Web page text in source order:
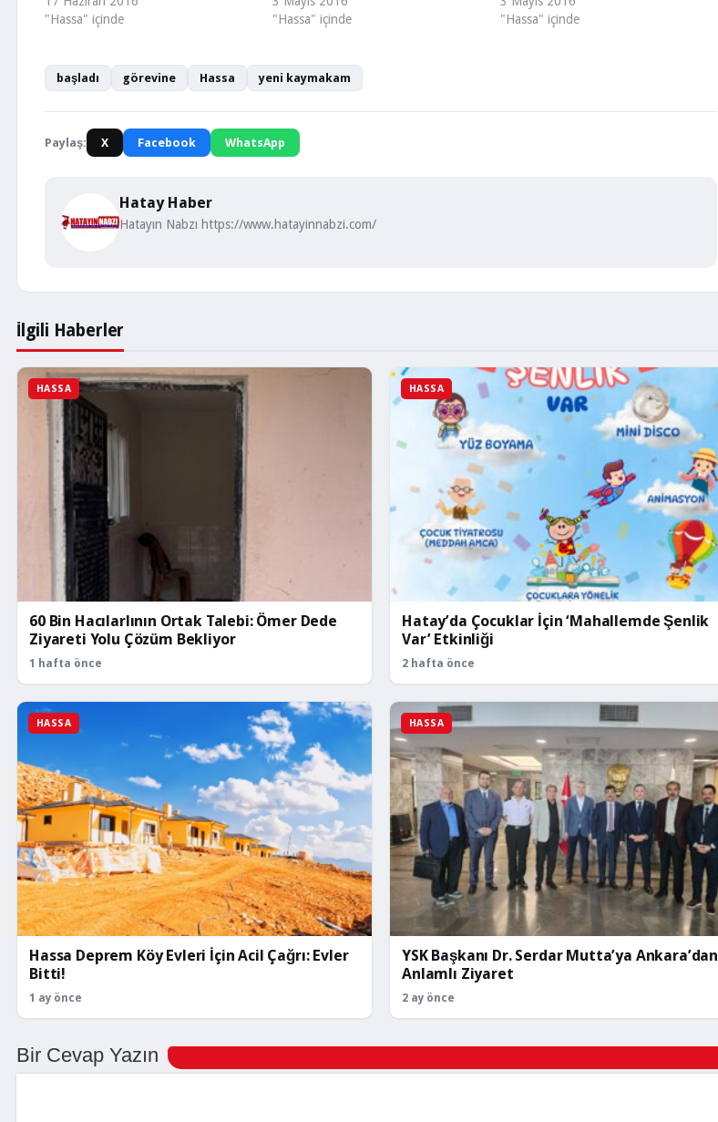
"Hassa" içinde
"Hassa" içinde
"Hassa" içinde
başladı görevine Hassa yeni kaymakam
Paylaş: X Facebook WhatsApp
Hatay Haber
Hatayın Nabzı https://www.hatayinnabzi.com/
İlgili Haberler
HASSA
60 Bin Hacılarlının Ortak Talebi: Ömer Dede
Ziyareti Yolu Çözüm Bekliyor
1 hafta önce
HASSA
Hatay’da Çocuklar İçin ‘Mahallemde Şenlik
Var’ Etkinliği
2 hafta önce
HASSA
Hassa Deprem Köy Evleri İçin Acil Çağrı: Evler
Bitti!
1 ay önce
HASSA
YSK Başkanı Dr. Serdar Mutta’ya Ankara’dan
Anlamlı Ziyaret
2 ay önce
Bir Cevap Yazın